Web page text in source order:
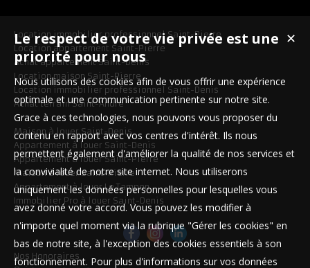
Location immobilier professionnel Saint-Pierre
Location appartement Saint-Pierre
Achat appartement Saint-Denis
Location maison Saint-Pierre
Location immobilier professionnel Saint-Denis
Achat terrain Saint-André
Maison à louer Saint-Denis
Appartement à louer Saint-Denis
Appartement à louer Saint-Pierre
Maison à louer Saint-Pierre
Appartement à louer Le Tampon
Immobilier Pro à louer Saint-Denis
Nos Honoraires
✕
Le respect de votre vie privée est une
priorité pour nous
Nous utilisons des cookies afin de vous offrir une expérience
optimale et une communication pertinente sur notre site.
Grace à ces technologies, nous pouvons vous proposer du
contenu en rapport avec vos centres d'intérêt. Ils nous
permettent également d'améliorer la qualité de nos services et
la convivialité de notre site internet. Nous utiliserons
uniquement les données personnelles pour lesquelles vous
avez donné votre accord. Vous pouvez les modifier à
n'importe quel moment via la rubrique "Gérer les cookies" en
bas de notre site, à l'exception des cookies essentiels à son
fonctionnement. Pour plus d'informations sur vos données